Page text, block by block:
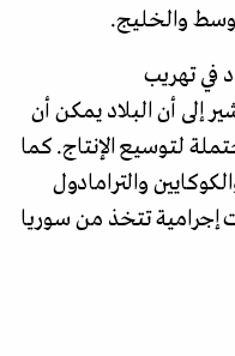
والخليج.
في تهريب
إلى أن البلاد يمكن أن
لتوسيع الإنتاج. كما
والترامادول
إجرامية تتخذ من سوريا